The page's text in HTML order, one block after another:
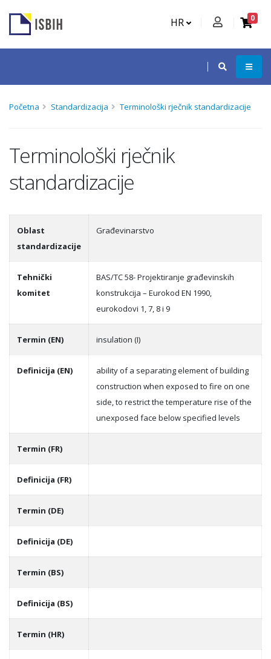
HR 0
Početna Standardizacija Terminološki rječnik standardizacije
Terminološki rječnik
standardizacije
Oblast
standardizacije
Građevinarstvo
Tehnički
komitet
BAS/TC 58- Projektiranje građevinskih
konstrukcija – Eurokod EN 1990,
eurokodovi 1, 7, 8 i 9
Termin (EN) insulation (I)
Definicija (EN)
ability of a separating element of building
construction when exposed to fire on one
side, to restrict the temperature rise of the
unexposed face below specified levels
Termin (FR)
Definicija (FR)
Termin (DE)
Definicija (DE)
Termin (BS)
Definicija (BS)
Termin (HR)